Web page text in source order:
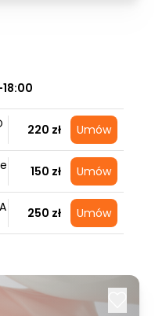
220 zł Umów
150 zł Umów
250 zł Umów